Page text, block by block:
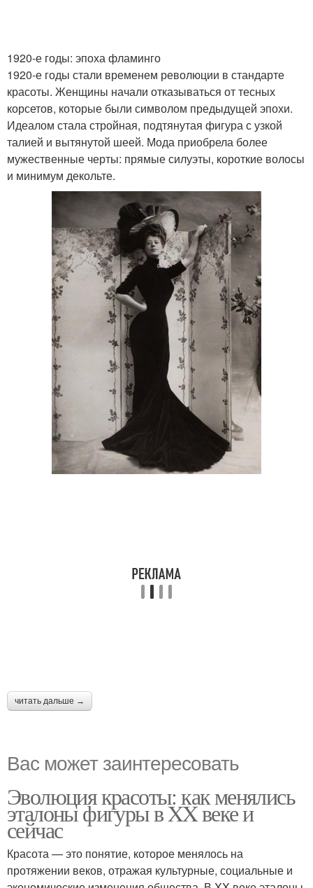
1920-е годы: эпоха фламинго
1920-е годы стали временем революции в стандарте
красоты. Женщины начали отказываться от тесных
корсетов, которые были символом предыдущей эпохи.
Идеалом стала стройная, подтянутая фигура с узкой
талией и вытянутой шеей. Мода приобрела более
мужественные черты: прямые силуэты, короткие волосы
и минимум декольте.
читать дальше →
Вас может заинтересовать
Эволюция красоты: как менялись
эталоны фигуры в XX веке и
сейчас
Красота — это понятие, которое менялось на
протяжении веков, отражая культурные, социальные и